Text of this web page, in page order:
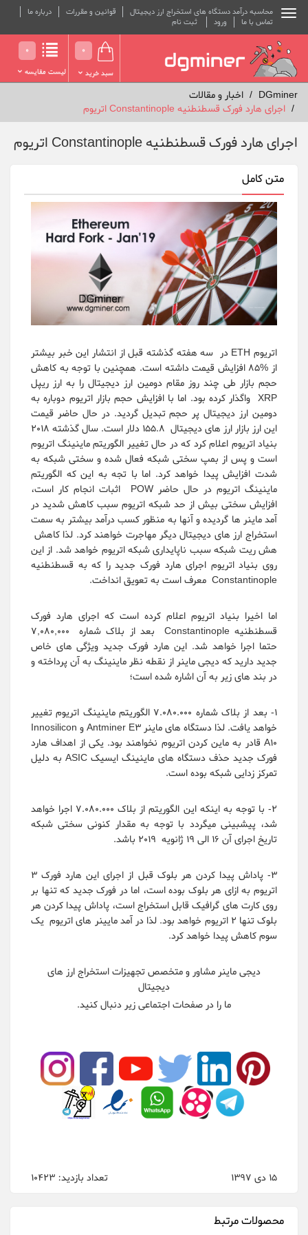
محاسبه درآمد دستگاه های استخراج ارز دیجیتال قوانین و مقررات
درباره ما
تماس با ما
ورود ثبت نام
0
سبد خرید
0
لیست مقایسه
DGminer
اخبار و مقالات
اجرای هارد فورک قسطنطنیه Constantinople اتریوم
اجرای هارد فورک قسطنطنیه Constantinople اتریوم
متن کامل
اتریوم ETH در سه هفته گذشته قبل از انتشار این خبر بیشتر
از %85 افزایش قیمت داشته است. همچنین با توجه به کاهش
حجم بازار طی چند روز مقام دومین ارز دیجیتال را به ارز ریپل
XRP واگذار کرده بود. اما با افزایش حجم بازار اتریوم دوباره به
دومین ارز دیجیتال پر حجم تبدیل گردید. در حال حاضر قیمت
این ارز بازار ارز های دیجیتال 155.8 دلار است. سال گذشته 2018
بنیاد اتریوم اعلام کرد که در حال تغییر الگوریتم ماینینگ اتریوم
است و پس از بمپ سختی شبکه فعال شده و سختی شبکه به
شدت افزایش پیدا خواهد کرد. اما با تجه به این که الگوریتم
ماینینگ اتریوم در حال حاضر POW اثبات انجام کار است،
افزایش سختی بیش از حد شبکه اتریوم سبب کاهش شدید در
آمد ماینر ها گردیده و آنها به منظور کسب درآمد بیشتر به سمت
استخراج ارز های دیجیتال دیگر مهاجرت خواهند کرد. لذا کاهش
هش ریت شبکه سبب ناپایداری شبکه اتریوم خواهد شد. از این
روی بنیاد اتریوم اجرای هارد فورک جدید را که به قسطنطنیه
Constantinople معرف است به تعویق انداخت.
اما اخیرا بنیاد اتریوم اعلام کرده است که اجرای هارد فورک
قسطنطنیه Constantinople بعد از بلاک شماره 7,080,000
حتما اجرا خواهد شد. این هارد فورک جدید ویژگی های خاص
جدید دارید که دیجی ماینر از نقطه نظر ماینینگ به آن پرداخته و
در بند های زیر به آن اشاره شده است؛
1- بعد از بلاک شماره 7.080.000 الگوریتم ماینینگ اتریوم تغییر
خواهد یافت. لذا دستگاه های ماینر Antminer E3 و Innosilicon
A10 قادر به ماین کردن اتریوم نخواهند بود. یکی از اهداف هارد
فورک جدید حذف دستگاه های ماینینگ ایسیک ASIC به دلیل
تمرکز زدایی شبکه بوده است.
2- با توجه به اینکه این الگوریتم از بلاک 7.080.000 اجرا خواهد
شد، پیشبینی میگردد با توجه به مقدار کنونی سختی شبکه
تاریخ اجرای آن 16 الی 19 ژانویه 2019 باشد.
3- پاداش پیدا کردن هر بلوک قبل از اجرای این هارد فورک 3
اتریوم به ازای هر بلوک بوده است، اما در فورک جدید که تنها بر
روی کارت های گرافیک قابل استخراج است، پاداش پیدا کردن هر
بلوک تنها 2 اتریوم خواهد بود. لذا در آمد مایینر های اتریوم یک
سوم کاهش پیدا خواهد کرد.
دیجی ماینر مشاور و متخصص تجهیزات استخراج ارز های
دیجیتال
ما را در صفحات اجتماعی زیر دنبال کنید.
15 دی 1397 تعداد بازدید: 10423
محصولات مرتبط